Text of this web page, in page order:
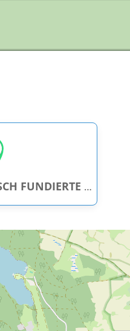
TIEFENPSYCHOLOGISCH FUNDIERTE PSYCHOTHERAPIE